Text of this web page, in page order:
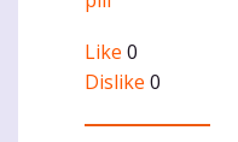
Like 0
Dislike 0